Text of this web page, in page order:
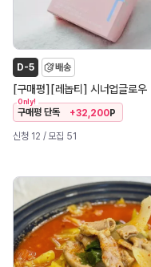
D-5 배송
[구매평] [레놉티] 시너업글로우
Only!
구매평 단독 +32,200P
신청 12 / 모집 51